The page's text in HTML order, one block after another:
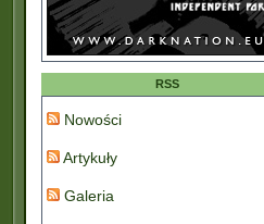
RSS
Nowości
Artykuły
Galeria